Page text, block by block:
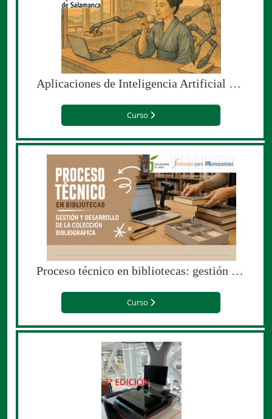
Aplicaciones de Inteligencia Artificial en bibliotecas (edición especial para el Ayuntamiento de Salamanca)
Curso
Proceso técnico en bibliotecas: gestión y desarrollo de la colección bibliográfica
Curso